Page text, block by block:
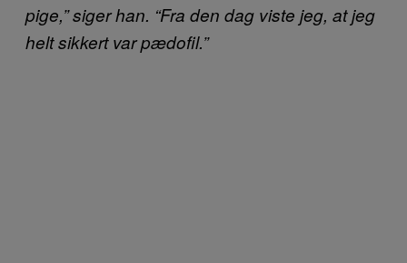
pige,” siger han. “Fra den dag viste jeg, at jeg
helt sikkert var pædofil.”